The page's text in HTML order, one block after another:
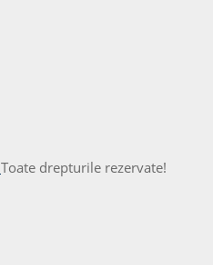
Toate drepturile rezervate!